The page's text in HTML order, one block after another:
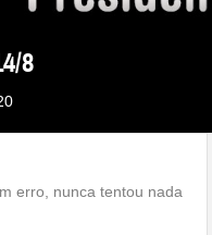
8
erro, nunca tentou nada